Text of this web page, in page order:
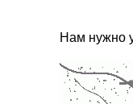
Нам нужно